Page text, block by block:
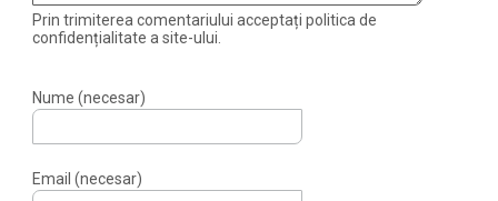
Prin trimiterea comentariului acceptați politica de
confidențialitate a site-ului.
Nume (necesar)
Email (necesar)